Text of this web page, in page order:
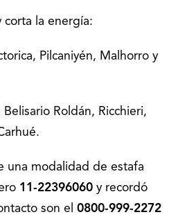
corta la energía:
Pilcaniyén, Malhorro y
Roldán, Ricchieri,
una modalidad de estafa
11-22396060 y recordó
son el 0800-999-2272